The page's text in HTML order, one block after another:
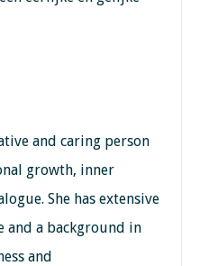
and caring person
growth, inner
She has extensive
and a background in
and